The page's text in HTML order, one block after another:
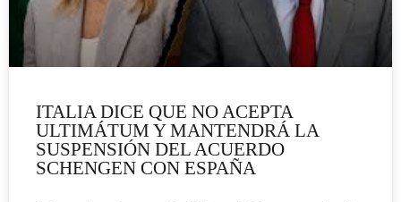
ITALIA DICE QUE NO ACEPTA
ULTIMÁTUM Y MANTENDRÁ LA
SUSPENSIÓN DEL ACUERDO
SCHENGEN CON ESPAÑA